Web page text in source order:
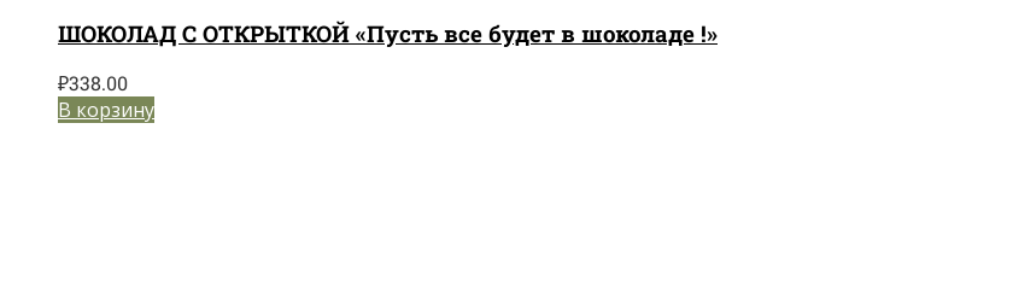
ШОКОЛАД С ОТКРЫТКОЙ «Пусть все будет в шоколаде !»
₽338.00
В корзину